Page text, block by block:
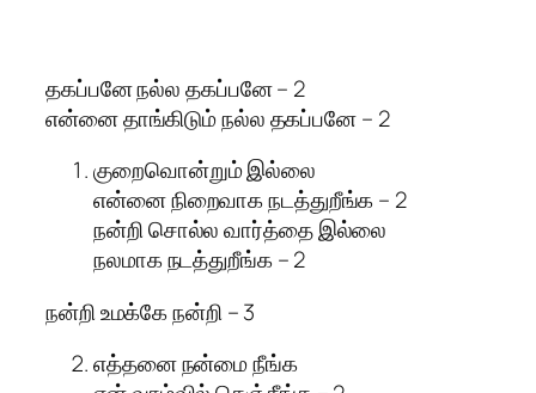
தகப்பனே நல்ல தகப்பனே – 2
என்னை தாங்கிடும் நல்ல தகப்பனே – 2
குறைவொன்றும் இல்லை
என்னை நிறைவாக நடத்துறீங்க – 2
நன்றி சொல்ல வார்த்தை இல்லை
நலமாக நடத்துறீங்க – 2
நன்றி உமக்கே நன்றி – 3
எத்தனை நன்மை நீங்க